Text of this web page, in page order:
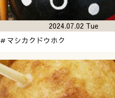
＃マシカクドウホク
2024.07.02 Tue